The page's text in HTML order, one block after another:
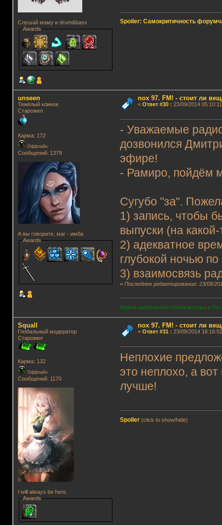
Слушай маму и drum&bass
Awards
Spoiler: Самокритичность
unseen
Тяжёлый клинок
Старожил
Карма: 172
Оффлайн
Сообщений: 1379
А вы говорите, маг - имба
Awards
nox 97. FM! - стоит ли
« Ответ #30: 23/09/2014
- Уважаемые
дозвонился
эфире!
- Рамиро, пойдём
Сугубо "за".
1) запись, чтобы
выпуски (на
2) адекватное
глубокой ночью
3) взаимосвязь
«Последнее редактирование: 23/09/
Карта раздельного сбора мусора в
Squall
Глобальный модератор
Старожил
Карма: 132
Оффлайн
Сообщений: 1170
I will always be here.
Awards
nox 97. FM! - стоит ли
« Ответ #31: 23/09/2014
Неплохие
это неплохо, а
лучше!
Spoiler (click to show/hide)